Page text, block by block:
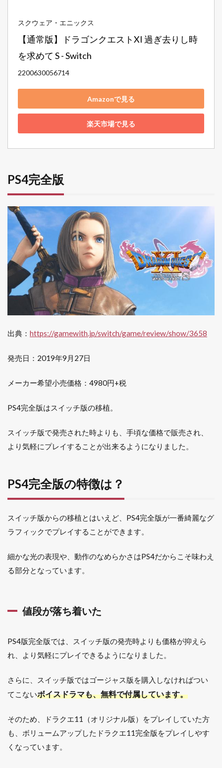
スクウェア・エニックス
【通常版】ドラゴンクエストXI 過ぎ去りし時
を求めて S - Switch
2200630056714
Amazonで見る
楽天市場で見る
PS4完全版
出典： https://gamewith.jp/switch/game/review/show/3658
発売日：2019年9月27日
メーカー希望小売価格：4980円+税
PS4完全版はスイッチ版の移植。
スイッチ版で発売された時よりも、手頃な価格で販売され、
より気軽にプレイすることが出来るようになりました。
PS4完全版の特徴は？
スイッチ版からの移植とはいえど、PS4完全版が一番綺麗なグ
ラフィックでプレイすることができます。
細かな光の表現や、動作のなめらかさはPS4だからこそ味わえ
る部分となっています。
値段が落ち着いた
PS4版完全版では、スイッチ版の発売時よりも価格が抑えら
れ、より気軽にプレイできるようになりました。
さらに、スイッチ版ではゴージャス版を購入しなければつい
てこないボイスドラマも、無料で付属しています。
そのため、ドラクエ11（オリジナル版）をプレイしていた方
も、ボリュームアップしたドラクエ11完全版をプレイしやす
くなっています。